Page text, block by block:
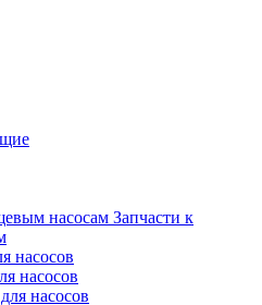
Запчасти к
насосов
насосов
насосов